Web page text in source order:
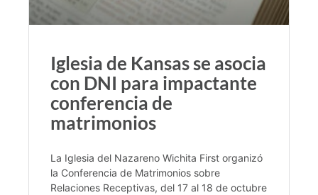
Iglesia de Kansas se asocia
con DNI para impactante
conferencia de
matrimonios
La Iglesia del Nazareno Wichita First organizó
la Conferencia de Matrimonios sobre
Relaciones Receptivas, del 17 al 18 de octubre